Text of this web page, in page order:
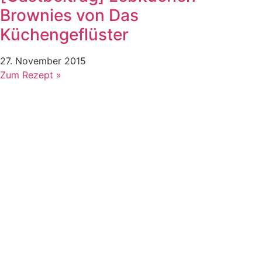
Brownies von Das
Küchengeflüster
27. November 2015
Zum Rezept »